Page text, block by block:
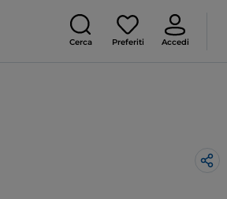
Cerca Preferiti Accedi